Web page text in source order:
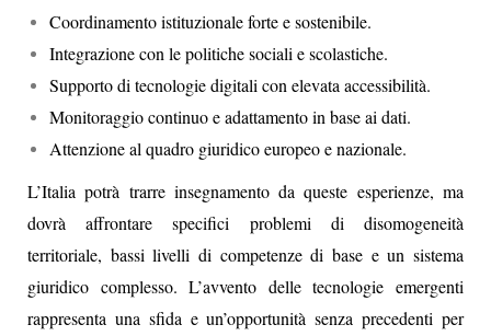
Coordinamento istituzionale forte e sostenibile.
Integrazione con le politiche sociali e scolastiche.
Supporto di tecnologie digitali con elevata accessibilità.
Monitoraggio continuo e adattamento in base ai dati.
Attenzione al quadro giuridico europeo e nazionale.
L’Italia potrà trarre insegnamento da queste esperienze, ma
dovrà affrontare specifici problemi di disomogeneità
territoriale, bassi livelli di competenze di base e un sistema
giuridico complesso. L’avvento delle tecnologie emergenti
rappresenta una sfida e un’opportunità senza precedenti per